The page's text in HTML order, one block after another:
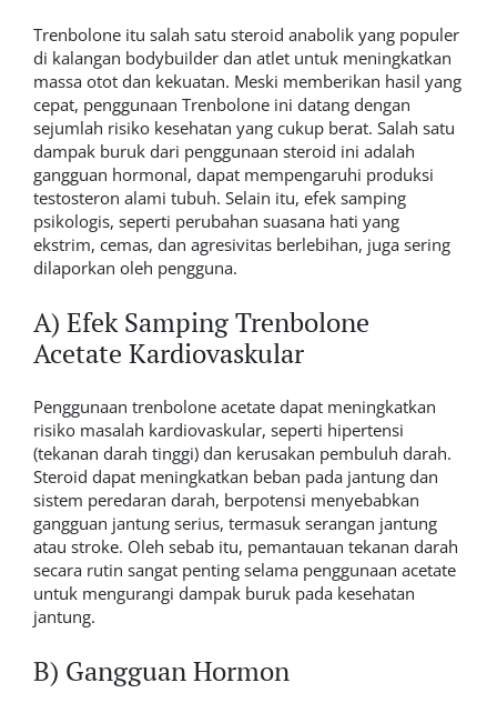
Trenbolone itu salah satu steroid anabolik yang populer
di kalangan bodybuilder dan atlet untuk meningkatkan
massa otot dan kekuatan. Meski memberikan hasil yang
cepat, penggunaan Trenbolone ini datang dengan
sejumlah risiko kesehatan yang cukup berat. Salah satu
dampak buruk dari penggunaan steroid ini adalah
gangguan hormonal, dapat mempengaruhi produksi
testosteron alami tubuh. Selain itu, efek samping
psikologis, seperti perubahan suasana hati yang
ekstrim, cemas, dan agresivitas berlebihan, juga sering
dilaporkan oleh pengguna.
A) Efek Samping Trenbolone
Acetate Kardiovaskular
Penggunaan trenbolone acetate dapat meningkatkan
risiko masalah kardiovaskular, seperti hipertensi
(tekanan darah tinggi) dan kerusakan pembuluh darah.
Steroid dapat meningkatkan beban pada jantung dan
sistem peredaran darah, berpotensi menyebabkan
gangguan jantung serius, termasuk serangan jantung
atau stroke. Oleh sebab itu, pemantauan tekanan darah
secara rutin sangat penting selama penggunaan acetate
untuk mengurangi dampak buruk pada kesehatan
jantung.
B) Gangguan Hormon